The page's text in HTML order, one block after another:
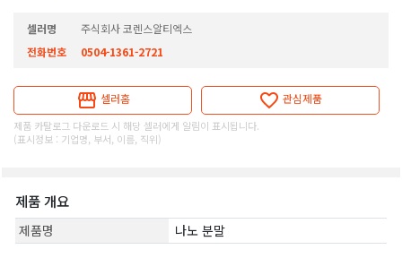
셀러명
주식회사 코렌스알티엑스
전화번호
0504-1361-2721
셀러홈 관심제품
제품 카탈로그 다운로드 시 해당 셀러에게 알림이 표시됩니다.
(표시정보 : 기업명, 부서, 이름, 직위)
제품 개요
제품명 나노 분말